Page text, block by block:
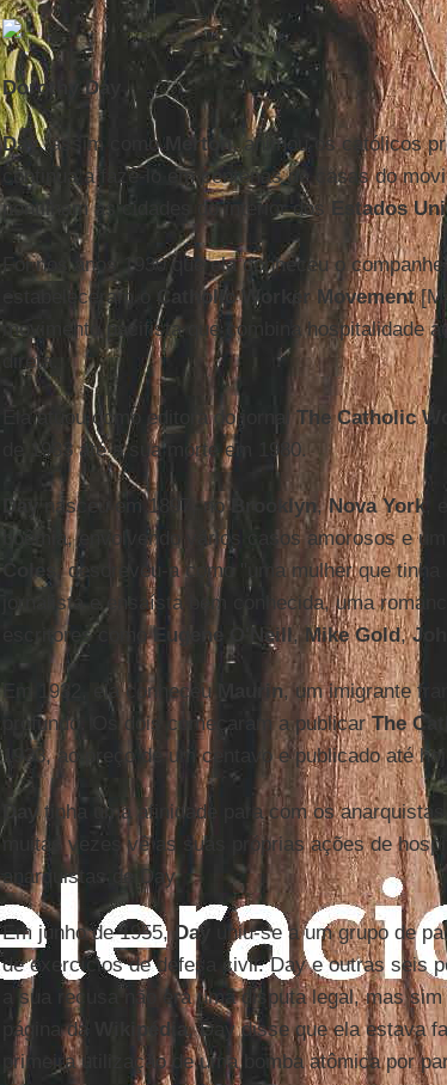
Dorothy Day
Day, assim comoMerton, animou os católicos
continua a fazê-lo em centenas de casas do
pontilham as cidades do interior dosEstados
Foi nos anos 1930 que ela conheceu o
estabeleceram o Catholic Worker Movement
movimento pacifista que combina hospitalidade
direta.
Ela atuou como editora do jornal The Catholic
de 1933 até a sua morte em 1980.
Day nasceu em 1897, noBrooklyn,Nova York ,
boêmia, envolvendo vários casos amorosos e
Coles
, descreveu-a como "uma mulher que
jornalista e ensaísta bem conhecida, uma
escritores comoEugene O'Neill, Mike Gold,
Em 1932, ela conheceu Maurin, um imigrante
profundo. Os dois começaram a publicarThe
1933, ao preço de um centavo e publicado até
Daytinha uma afinidade para com os
muitas vezes vê as suas próprias ações de
anarquistas de Day.
Em junho de 1955, Day
uniu-se a um grupo de
de exercícios de defesa civil. Day e outras seis
a sua recusa não era uma disputa legal, mas
página da
Wikipédia, Day disse que ela estava
primeira utilização de uma bomba atômica por